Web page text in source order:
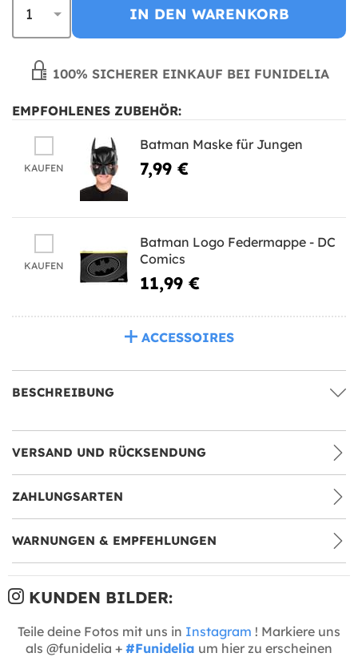
IN DEN WARENKORB
100% SICHERER EINKAUF BEI FUNIDELIA
EMPFOHLENES ZUBEHÖR:
KAUFEN
Batman Maske für Jungen
7,99 €
KAUFEN
Batman Logo Federmappe - DC
Comics
11,99 €
ACCESSOIRES
BESCHREIBUNG
VERSAND UND RÜCKSENDUNG
ZAHLUNGSARTEN
WARNUNGEN & EMPFEHLUNGEN
KUNDEN BILDER:
Teile deine Fotos mit uns in Instagram ! Markiere uns
als @funidelia + #Funidelia um hier zu erscheinen